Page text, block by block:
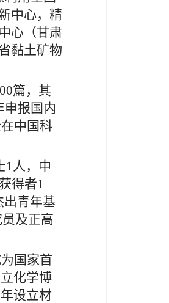
中心，精
心（甘肃
黏土矿物
篇，其
申报国内
中国科
1人，中
得者1
出青年基
及正高
国家首
化学博
设立材